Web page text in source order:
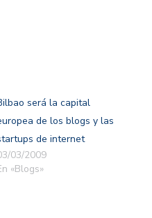
será la capital
de los blogs y las
de internet
03/2009
«Blogs»